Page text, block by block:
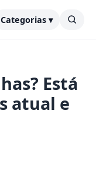
Categorias ▾
Está
atual e